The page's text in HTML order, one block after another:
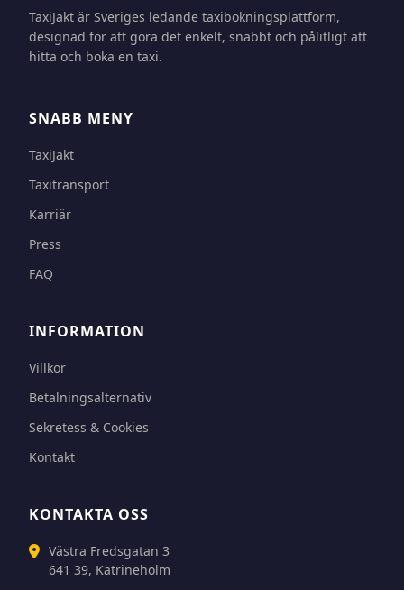
TaxiJakt är Sveriges ledande taxibokningsplattform,
designad för att göra det enkelt, snabbt och pålitligt att
hitta och boka en taxi.
SNABB MENY
TaxiJakt
Taxitransport
Karriär
Press
FAQ
INFORMATION
Villkor
Betalningsalternativ
Sekretess & Cookies
Kontakt
KONTAKTA OSS
Västra Fredsgatan 3
641 39, Katrineholm